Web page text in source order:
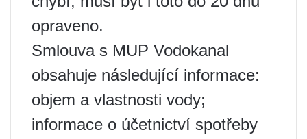
opraveno.
Smlouva s MUP Vodokanal
obsahuje následující informace:
objem a vlastnosti vody;
informace o účetnictví spotřeby